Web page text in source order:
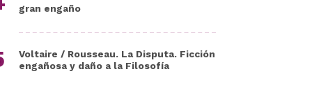
gran engaño
Voltaire / Rousseau. La Disputa. Ficción
engañosa y daño a la Filosofía